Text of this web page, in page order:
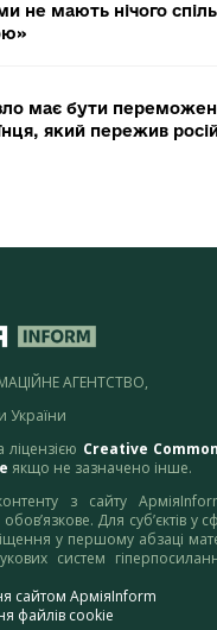
не мають нічого
має бути
який пережив
АГЕНТСТВО,
України
Creative
якщо не зазначено інше.
з сайту
обов’язкове. Для суб’єктів у
у першому абзаці
систем
сайтом АрміяInform
файлів cookie